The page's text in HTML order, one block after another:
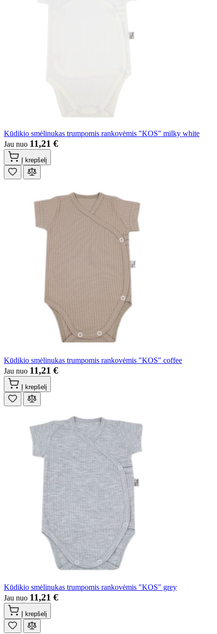
Kūdikio smėlinukas trumpomis rankovėmis "KOS" milky white
Jau nuo 11,21 €
Į krepšelį
Kūdikio smėlinukas trumpomis rankovėmis "KOS" coffee
Jau nuo 11,21 €
Į krepšelį
Kūdikio smėlinukas trumpomis rankovėmis "KOS" grey
Jau nuo 11,21 €
Į krepšelį